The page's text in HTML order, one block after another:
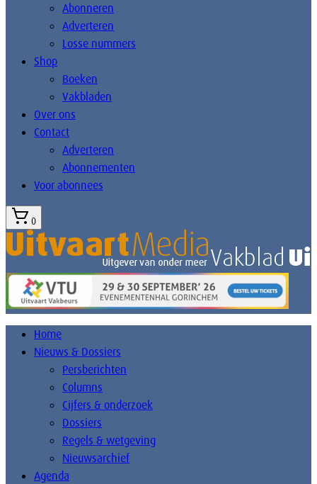
Abonneren
Adverteren
Losse nummers
Shop
Boeken
Vakbladen
Over ons
Contact
Adverteren
Abonnementen
Voor abonnees
0
Home
Nieuws & Dossiers
Persberichten
Columns
Cijfers & onderzoek
Dossiers
Regels & wetgeving
Nieuwsarchief
Agenda